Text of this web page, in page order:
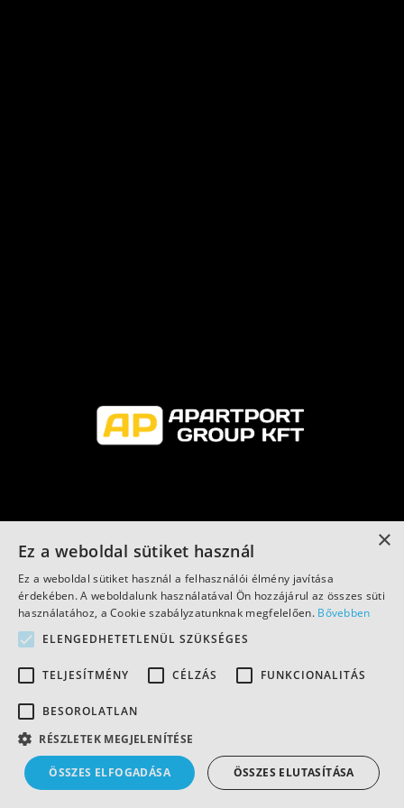
×
Ez a weboldal sütiket használ
Ez a weboldal sütiket használ a felhasználói élmény javítása
érdekében. A weboldalunk használatával Ön hozzájárul az összes süti
használatához, a Cookie szabályzatunknak megfelelően. Bővebben
ELENGEDHETETLENÜL SZÜKSÉGES
TELJESÍTMÉNY CÉLZÁS FUNKCIONALITÁS
BESOROLATLAN
RÉSZLETEK MEGJELENÍTÉSE
ÖSSZES ELFOGADÁSA ÖSSZES ELUTASÍTÁSA